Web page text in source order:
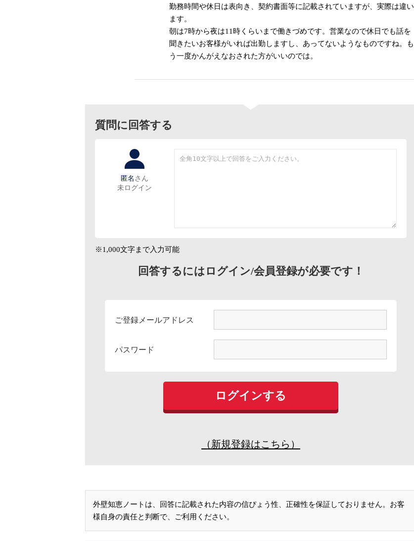
勤務時間や休日は表向き、契約書面等に記載されていますが、実際は違い
ます。
朝は7時から夜は11時くらいまで働きづめです。営業なので休日でも話を
聞きたいお客様がいれば出勤しますし、あってないようなものですね。も
う一度かんがえなおされた方がいいのでは。
質問に回答する
匿名 さん
未ログイン
※1,000文字まで入力可能
回答するにはログイン/会員登録が必要です！
ご登録メールアドレス
パスワード
（新規登録はこちら）
外壁知恵ノートは、回答に記載された内容の信ぴょう性、正確性を保証しておりません。お客
様自身の責任と判断で、ご利用ください。